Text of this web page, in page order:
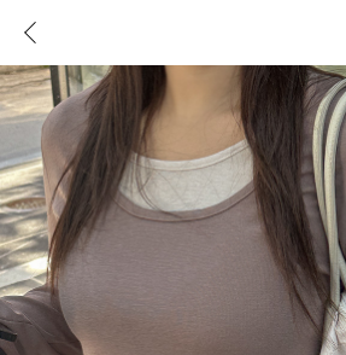
로그인
콘텐츠 리뷰 & 혜택 플러스핏
CATEGORY
도착보장⚡ ALL